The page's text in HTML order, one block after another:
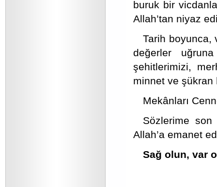
buruk bir
Allah’tan niyaz
Tarih boyunca,
değerler
şehitlerimizi,
minnet ve şükran
Mekânları
Sözlerime son
Allah’a emanet
Sağ olun, var